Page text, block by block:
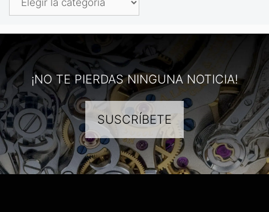
¡NO TE PIERDAS NINGUNA NOTICIA!
SUSCRÍBETE